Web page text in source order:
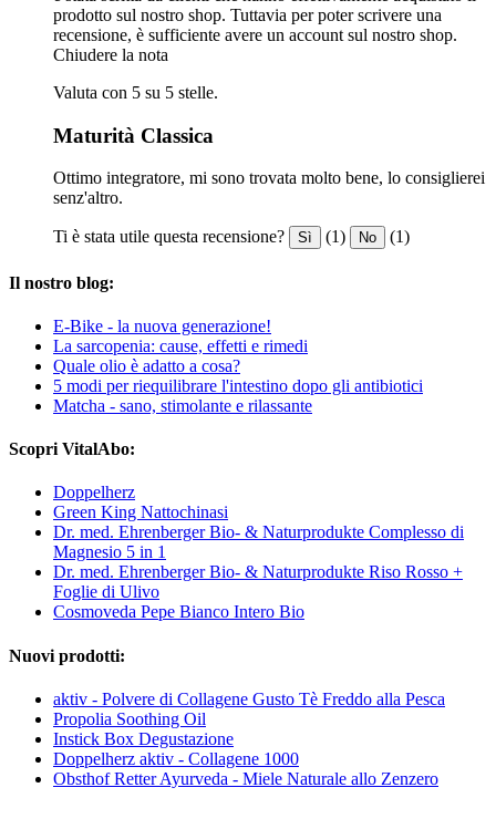
prodotto sul nostro shop. Tuttavia per poter scrivere una
recensione, è sufficiente avere un account sul nostro shop.
Chiudere la nota
Valuta con 5 su 5 stelle.
Maturità Classica
Ottimo integratore, mi sono trovata molto bene, lo consiglierei
senz'altro.
Ti è stata utile questa recensione? Sì (1) No (1)
Il nostro blog:
E-Bike - la nuova generazione!
La sarcopenia: cause, effetti e rimedi
Quale olio è adatto a cosa?
5 modi per riequilibrare l'intestino dopo gli antibiotici
Matcha - sano, stimolante e rilassante
Scopri VitalAbo:
Doppelherz
Green King Nattochinasi
Dr. med. Ehrenberger Bio- & Naturprodukte Complesso di
Magnesio 5 in 1
Dr. med. Ehrenberger Bio- & Naturprodukte Riso Rosso +
Foglie di Ulivo
Cosmoveda Pepe Bianco Intero Bio
Nuovi prodotti:
aktiv - Polvere di Collagene Gusto Tè Freddo alla Pesca
Propolia Soothing Oil
Instick Box Degustazione
Doppelherz aktiv - Collagene 1000
Obsthof Retter Ayurveda - Miele Naturale allo Zenzero